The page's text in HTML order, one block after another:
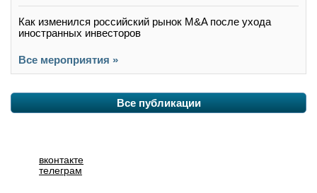
Как изменился российский рынок M&A после ухода
иностранных инвесторов
Все мероприятия »
Все публикации
вконтакте
телеграм